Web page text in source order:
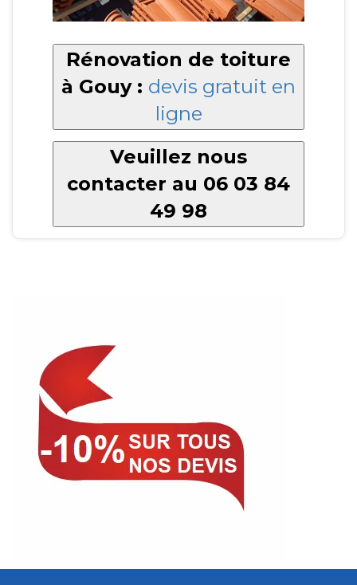
Rénovation de toiture
à Gouy : devis gratuit en
ligne
Veuillez nous
contacter au 06 03 84
49 98